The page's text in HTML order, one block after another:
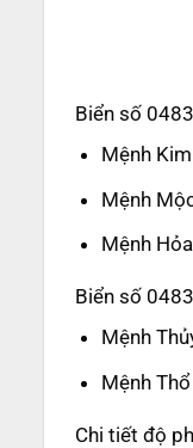
Biển số
Mệnh Kim
Mệnh
Mệnh Hỏa
Biển số
Mệnh
Mệnh Thổ
Chi tiết độ